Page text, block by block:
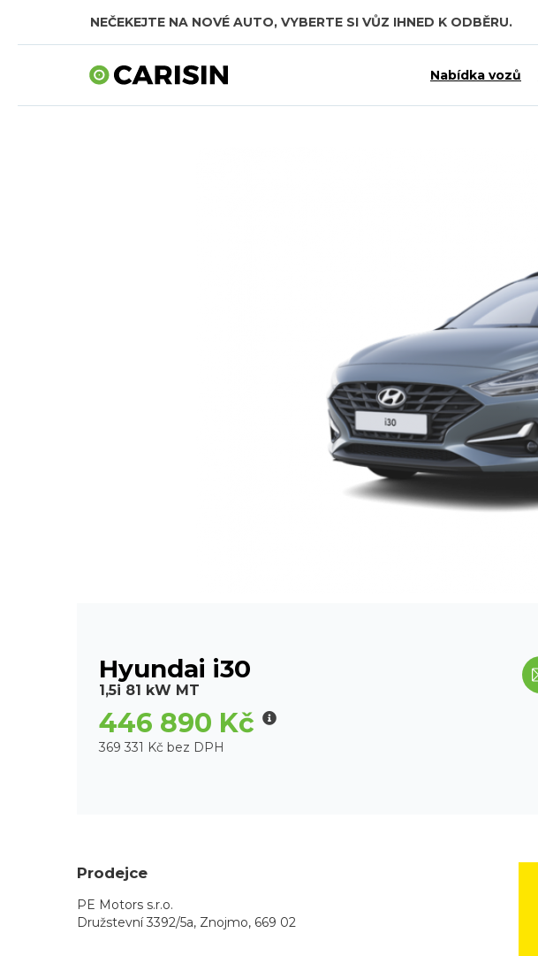
NEČEKEJTE NA NOVÉ AUTO, VYBERTE SI VŮZ IHNED K ODBĚRU.
SKLADOVÁ AUTA V CELKOVÉ HODNOTĚ TÉMĚŘ 7,5 MILIARDY KČ.
Nabídka vozů
Hyundai i30
1,5i 81 kW MT
446 890 Kč
369 331 Kč bez DPH
Prodejce
PE Motors s.r.o.
Družstevní 3392/5a, Znojmo, 669 02